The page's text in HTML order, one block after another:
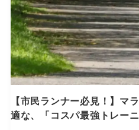
【市民ランナー必見！】マ
適な、「コスパ最強トレー